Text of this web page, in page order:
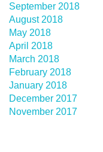
September 2018
August 2018
May 2018
April 2018
March 2018
February 2018
January 2018
December 2017
November 2017